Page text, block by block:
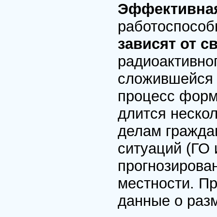
зависят от
сложившейся
процесс
длится
делам
ситуаций (ГО
местности.
данные о